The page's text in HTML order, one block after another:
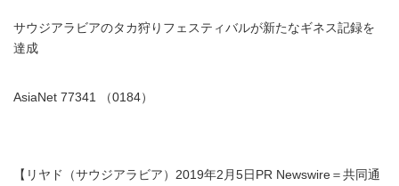
サウジアラビアのタカ狩りフェスティバルが新たなギネス記録を
達成
AsiaNet 77341 （0184）
【リヤド（サウジアラビア）2019年2月5日PR Newswire＝共同通